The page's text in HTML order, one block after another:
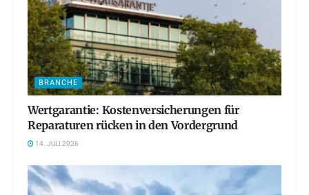
BRANCHE
Wertgarantie: Kostenversicherungen für
Reparaturen rücken in den Vordergrund
14. JULI 2026